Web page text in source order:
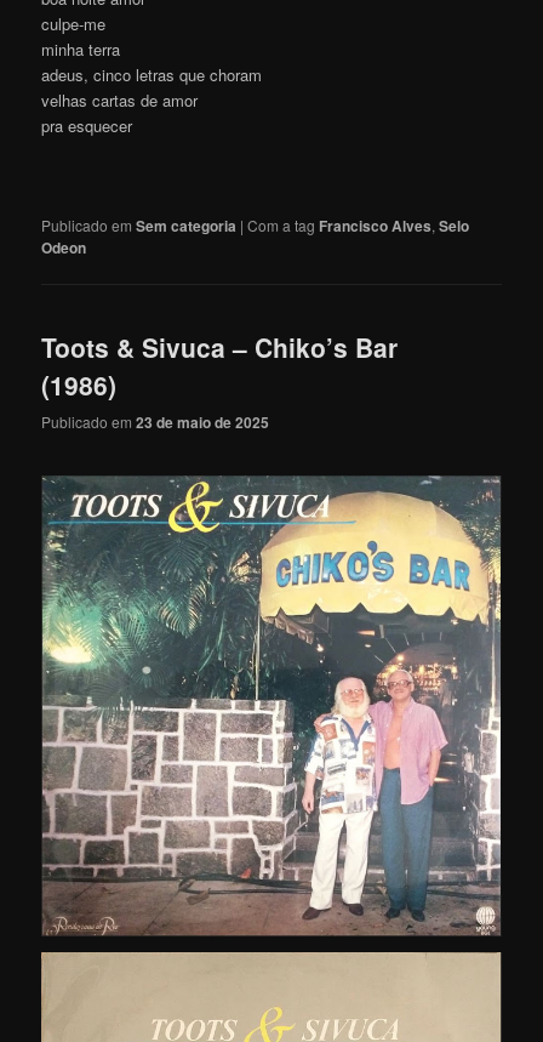
culpe-me
minha terra
adeus, cinco letras que choram
velhas cartas de amor
pra esquecer
Publicado em Sem categoria |Com a tag Francisco Alves,Selo
Odeon
Toots & Sivuca – Chiko’s Bar
(1986)
Publicado em23 de maio de 2025